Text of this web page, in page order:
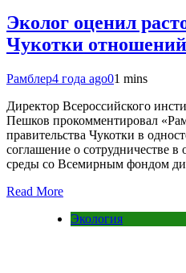
Эколог оценил
Чукотки
Рамблер4 года ago01 mins
Директор Всероссийского
Пешков прокомментировал
правительства Чукотки в
соглашение о сотрудничестве
среды со Всемирным фондом
Read More
Экология